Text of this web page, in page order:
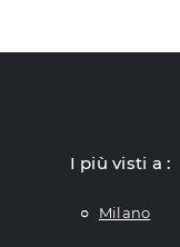
I più visti a :
Milano